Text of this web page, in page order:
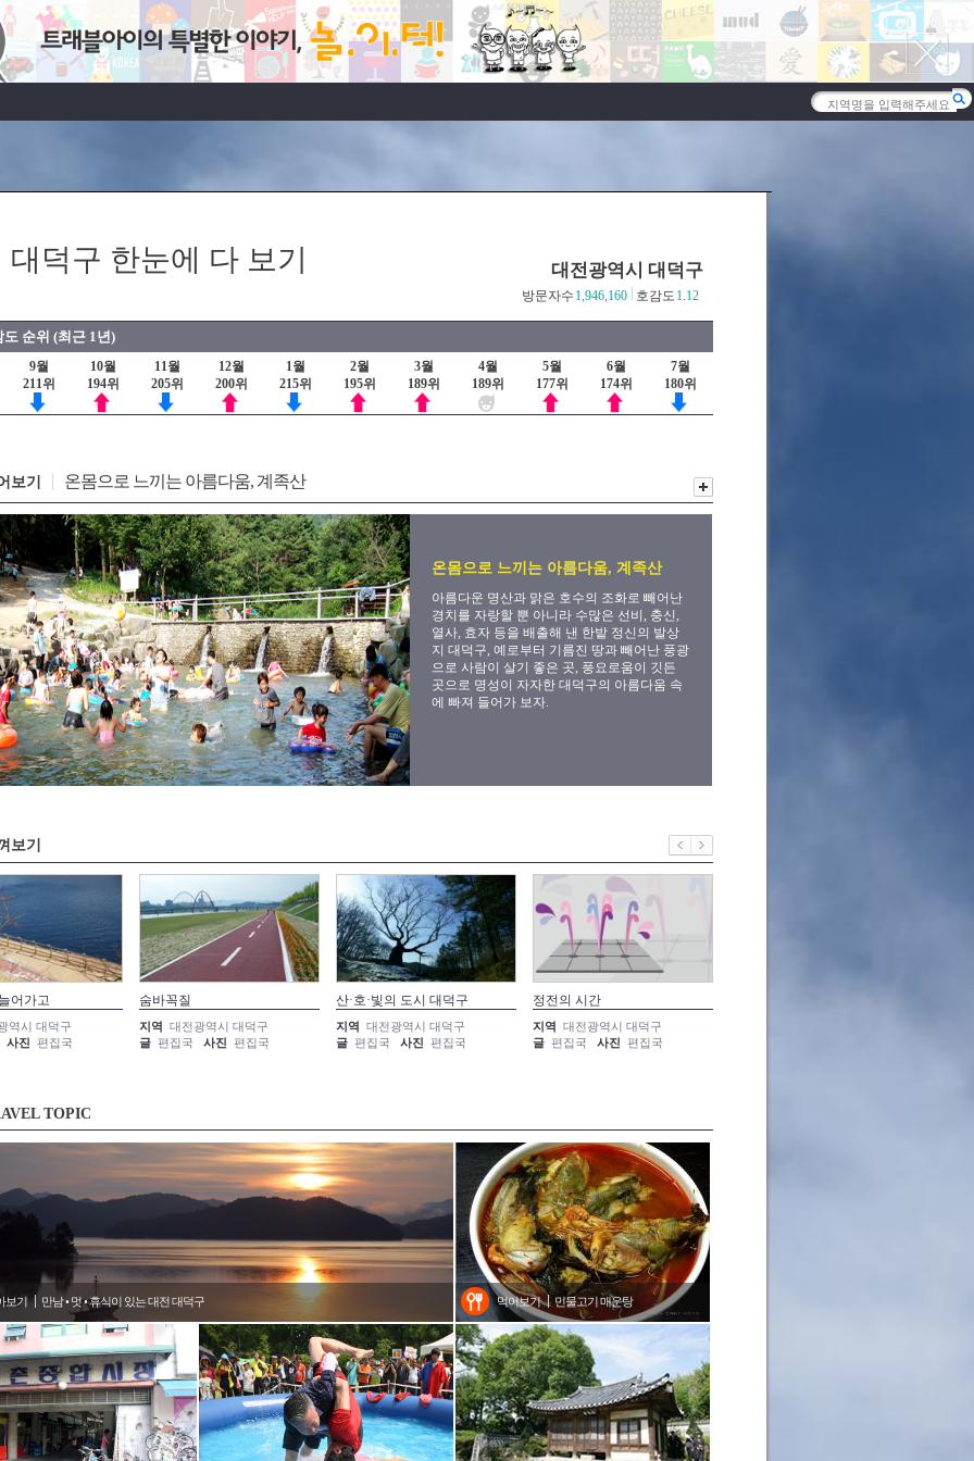
대덕구 한눈에 다 보기 대전광역시 대덕구
호감도 1.12
방문자수 1,946,160
순위 (최근 1년)
9월
211위
10월
194위
11월
205위
12월
200위
1월
215위
2월
195위
3월
189위
4월
189위
5월
177위
6월
174위
7월
180위
보기 온몸으로 느끼는 아름다움, 계족산
온몸으로 느끼는 아름다움, 계족산
아름다운 명산과 맑은 호수의 조화로 빼어난
경치를 자랑할 뿐 아니라 수많은 선비, 충신,
열사, 효자 등을 배출해 낸 한밭 정신의 발상
지 대덕구, 예로부터 기름진 땅과 빼어난 풍광
으로 사람이 살기 좋은 곳, 풍요로움이 깃든
곳으로 명성이 자자한 대덕구의 아름다움 속
에 빠져 들어가 보자.
보기
어가고
역시 대덕구
진 편집국
숨바꼭질
지역 대전광역시 대덕구
글 편집국 사진 편집국
산·호·빛의 도시 대덕구
지역 대전광역시 대덕구
글 편집국 사진 편집국
정전의 시간
지역 대전광역시 대덕구
글 편집국 사진 편집국
TOPIC
보기 만남 • 멋 • 휴식이 있는 대전 대덕구 먹어보기 민물고기 매운탕